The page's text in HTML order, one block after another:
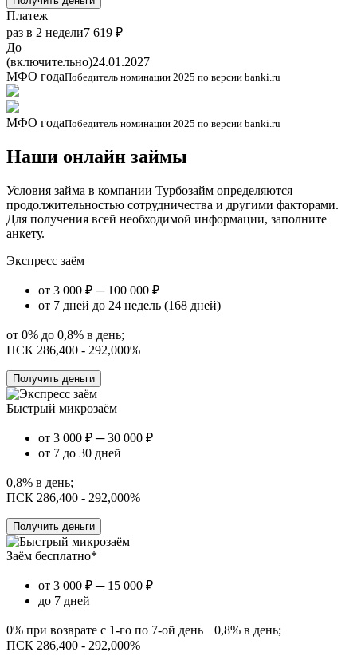
Платеж
раз в 2 недели7 619 ₽
До
(включительно)24.01.2027
МФО годаПобедитель номинации 2025 по версии banki.ru
МФО годаПобедитель номинации 2025 по версии banki.ru
Наши онлайн займы
Условия займа в компании Турбозайм определяются
продолжительностью сотрудничества и другими факторами.
Для получения всей необходимой информации, заполните
анкету.
Экспресс заём
от 3 000 ₽ ─ 100 000 ₽
от 7 дней до 24 недель (168 дней)
от 0% до 0,8% в день;
ПСК 286,400 - 292,000%
Получить деньги
Быстрый микрозаём
от 3 000 ₽ ─ 30 000 ₽
от 7 до 30 дней
0,8% в день;
ПСК 286,400 - 292,000%
Получить деньги
Заём бесплатно*
от 3 000 ₽ ─ 15 000 ₽
до 7 дней
0% при возврате с 1-го по 7-ой день 0,8% в день;
ПСК 286,400 - 292,000%